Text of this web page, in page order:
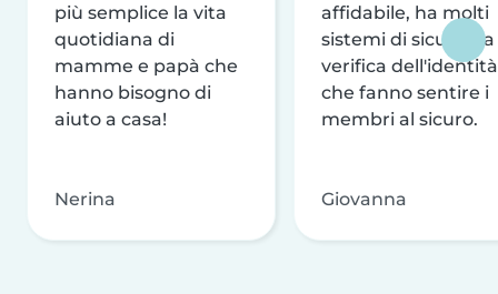
più semplice la vita
quotidiana di
mamme e papà che
hanno bisogno di
aiuto a casa!
Nerina
affidabile, ha molti
sistemi di sicurezza
verifica dell'identità
che fanno sentire i
membri al sicuro.
Giovanna